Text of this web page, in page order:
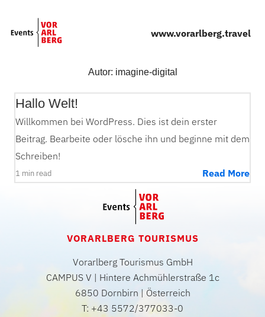
www.vorarlberg.travel
Autor: imagine-digital
Hallo Welt!
Willkommen bei WordPress. Dies ist dein erster
Beitrag. Bearbeite oder lösche ihn und beginne mit dem
Schreiben!
1 min read Read More
VORARLBERG TOURISMUS
Vorarlberg Tourismus GmbH
CAMPUS V | Hintere Achmühlerstraße 1c
6850 Dornbirn | Österreich
T: +43 5572/377033-0